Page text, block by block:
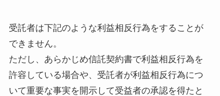
受託者は下記のような利益相反行為をすることが
できません。
ただし、あらかじめ信託契約書で利益相反行為を
許容している場合や、受託者が利益相反行為につ
いて重要な事実を開示して受益者の承認を得たと